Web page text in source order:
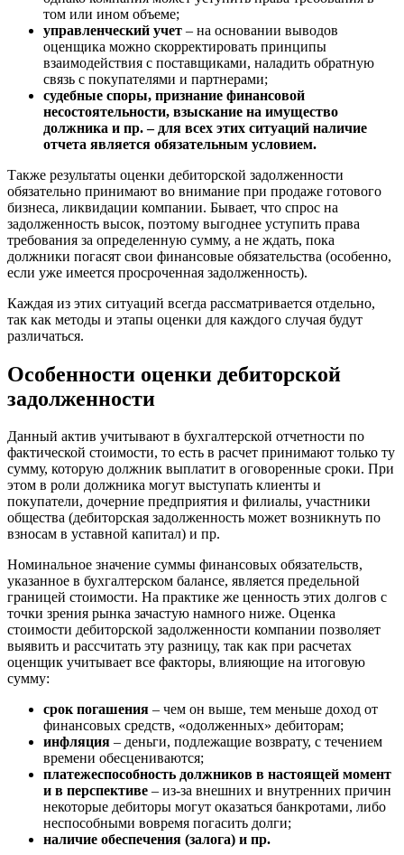
том или ином объеме;
управленческий учет – на основании выводов
оценщика можно скорректировать принципы
взаимодействия с поставщиками, наладить обратную
связь с покупателями и партнерами;
судебные споры, признание финансовой
несостоятельности, взыскание на имущество
должника и пр. – для всех этих ситуаций наличие
отчета является обязательным условием.
Также результаты оценки дебиторской задолженности
обязательно принимают во внимание при продаже готового
бизнеса, ликвидации компании. Бывает, что спрос на
задолженность высок, поэтому выгоднее уступить права
требования за определенную сумму, а не ждать, пока
должники погасят свои финансовые обязательства (особенно,
если уже имеется просроченная задолженность).
Каждая из этих ситуаций всегда рассматривается отдельно,
так как методы и этапы оценки для каждого случая будут
различаться.
Особенности оценки дебиторской
задолженности
Данный актив учитывают в бухгалтерской отчетности по
фактической стоимости, то есть в расчет принимают только ту
сумму, которую должник выплатит в оговоренные сроки. При
этом в роли должника могут выступать клиенты и
покупатели, дочерние предприятия и филиалы, участники
общества (дебиторская задолженность может возникнуть по
взносам в уставной капитал) и пр.
Номинальное значение суммы финансовых обязательств,
указанное в бухгалтерском балансе, является предельной
границей стоимости. На практике же ценность этих долгов с
точки зрения рынка зачастую намного ниже. Оценка
стоимости дебиторской задолженности компании позволяет
выявить и рассчитать эту разницу, так как при расчетах
оценщик учитывает все факторы, влияющие на итоговую
сумму:
срок погашения – чем он выше, тем меньше доход от
финансовых средств, «одолженных» дебиторам;
инфляция – деньги, подлежащие возврату, с течением
времени обесцениваются;
платежеспособность должников в настоящей момент
и в перспективе – из-за внешних и внутренних причин
некоторые дебиторы могут оказаться банкротами, либо
неспособными вовремя погасить долги;
наличие обеспечения (залога) и пр.
Буйнакск
Валдай
Валуйки
Великие Луки
Великий Устюг
Вельск
Верещагино
Верхний Уфалей
Верхняя Пышма
Верхняя Салда
Видное
Владивосток
Владикавказ
Владимир
Волгоград
Волгодонск
Волжский
Вологда
Волоколамск
Волосово
Волхов
Воркута
Воронеж
Воскресенск
Воткинск
Всеволожск
Выборг
Вязники
Вязьма
Вятские Поляны
Геленджик
Георгиевск